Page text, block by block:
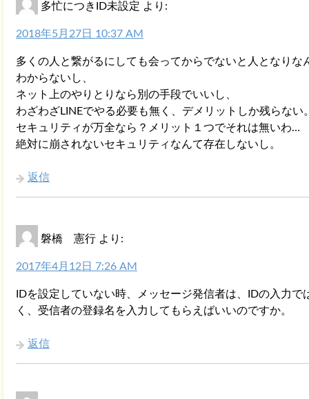
多忙につきID未設定 より:
2018年5月27日 10:37 AM
多くの人と繋がるにしても会ってからでないと人となりな
わからないし、
ネット上のやりとりなら別の手段でいいし、
わざわざLINEでやる必要も無く、デメリットしか残らない
セキュリティが万全なら？メリット１つでそれは無いわ…
絶対に崩されないセキュリティなんて存在しないし。
返信
磐橋 憲行 より:
2017年4月12日 7:26 AM
IDを設定していない時、メッセージ発信者は、IDの入力で
く、受信者の登録名を入力してもらえばいいのですか。
返信